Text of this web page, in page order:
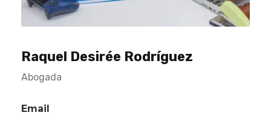
Raquel Desirée Rodríguez
Abogada
Email